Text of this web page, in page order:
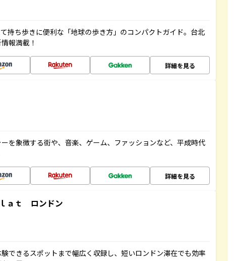
持ち歩きに便利な「地球の歩き方」のコンパクトガイド。台北
報満載！
詳細を見る
を象徴する街や、音楽、ゲーム、ファッションなど、平成時代
詳細を見る
ａｔ ロンドン
できるスポットまで幅広く収録し、短いロンドン滞在でも効率